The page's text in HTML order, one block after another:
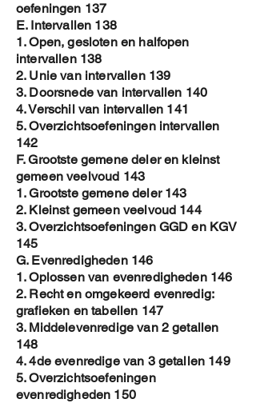
oefeningen 137
E. Intervallen 138
1. Open, gesloten en halfopen
intervallen 138
2. Unie van intervallen 139
3. Doorsnede van intervallen 140
4. Verschil van intervallen 141
5. Overzichtsoefeningen intervallen
142
F. Grootste gemene deler en kleinst
gemeen veelvoud 143
1. Grootste gemene deler 143
2. Kleinst gemeen veelvoud 144
3. Overzichtsoefeningen GGD en KGV
145
G. Evenredigheden 146
1. Oplossen van evenredigheden 146
2. Recht en omgekeerd evenredig:
grafieken en tabellen 147
3. Middelevenredige van 2 getallen
148
4. 4de evenredige van 3 getallen 149
5. Overzichtsoefeningen
evenredigheden 150